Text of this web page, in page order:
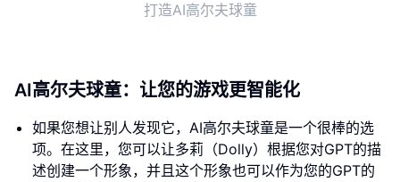
打造AI高尔夫球童
AI高尔夫球童：让您的游戏更智能化
如果您想让别人发现它，AI高尔夫球童是一个很棒的选
项。在这里，您可以让多莉（Dolly）根据您对GPT的描
述创建一个形象，并且这个形象也可以作为您的GPT的